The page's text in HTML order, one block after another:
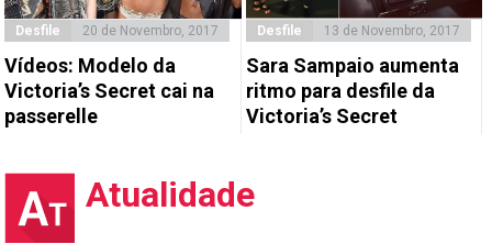
Desfile 20 de Novembro, 2017
Vídeos: Modelo da
Victoria’s Secret cai na
passerelle
Desfile 13 de Novembro, 2017
Sara Sampaio aumenta
ritmo para desfile da
Victoria’s Secret
Atualidade